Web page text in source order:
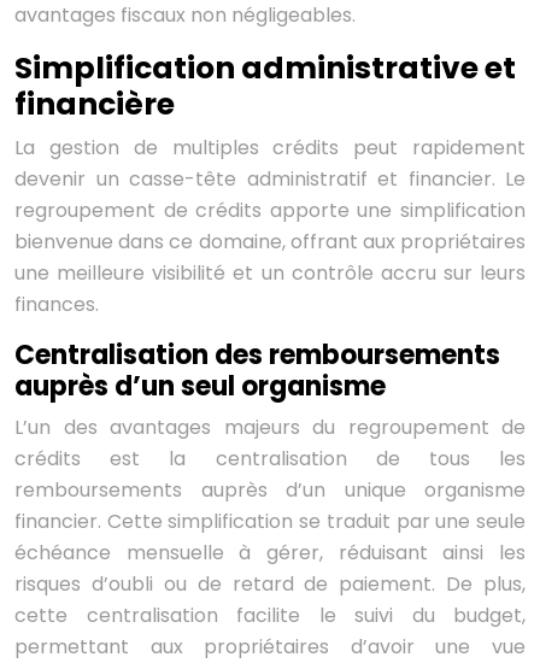
avantages fiscaux non négligeables.
Simplification administrative et
financière
La gestion de multiples crédits peut rapidement
devenir un casse-tête administratif et financier. Le
regroupement de crédits apporte une simplification
bienvenue dans ce domaine, offrant aux propriétaires
une meilleure visibilité et un contrôle accru sur leurs
finances.
Centralisation des remboursements
auprès d’un seul organisme
L’un des avantages majeurs du regroupement de
crédits est la centralisation de tous les
remboursements auprès d’un unique organisme
financier. Cette simplification se traduit par une seule
échéance mensuelle à gérer, réduisant ainsi les
risques d’oubli ou de retard de paiement. De plus,
cette centralisation facilite le suivi du budget,
permettant aux propriétaires d’avoir une vue